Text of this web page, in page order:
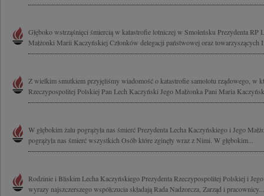
Głęboko wstrząśnięci śmiercią w katastrofie lotniczej w Smoleńsku Prezydenta RP
Małżonki Marii Kaczyńskiej Członków delegacji państwowej oraz towarzyszących
Z wielkim smutkiem przyjęliśmy wiadomość o katastrofie samolotu rządowego, w
Rzeczypospolitej Polskiej Pan Lech Kaczyński Jego Małżonka Pani Maria
W głębokim żalu pogrążyła nas śmierć Prezydenta Lecha Kaczyńskiego i Jego
pogrążyła nas śmierć wszystkich Osób które zginęły wraz z Nimi. W głębokim...
Rodzinie i Bliskim Lecha Kaczyńskiego Prezydenta Rzeczypospolitej Polskiej i
wyrazy najszczerszego współczucia składają Rada Nadzorcza, Zarząd i pracownicy...